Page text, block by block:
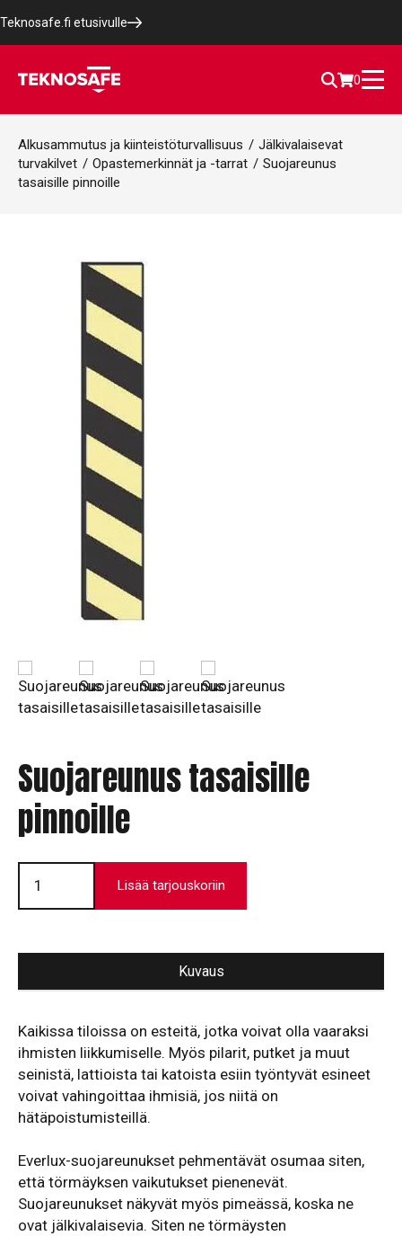
Teknosafe.fi etusivulle
0
Alkusammutus ja kiinteistöturvallisuus / Jälkivalaisevat
turvakilvet / Opastemerkinnät ja -tarrat / Suojareunus
tasaisille pinnoille
Suojareunus tasaisille
pinnoille
Suojareunus
tasaisille
pinnoille
määrä
Lisää tarjouskoriin
Kuvaus
Kaikissa tiloissa on esteitä, jotka voivat olla vaaraksi
ihmisten liikkumiselle. Myös pilarit, putket ja muut
seinistä, lattioista tai katoista esiin työntyvät esineet
voivat vahingoittaa ihmisiä, jos niitä on
hätäpoistumisteillä.
Everlux-suojareunukset pehmentävät osumaa siten,
että törmäyksen vaikutukset pienenevät.
Suojareunukset näkyvät myös pimeässä, koska ne
ovat jälkivalaisevia. Siten ne törmäysten